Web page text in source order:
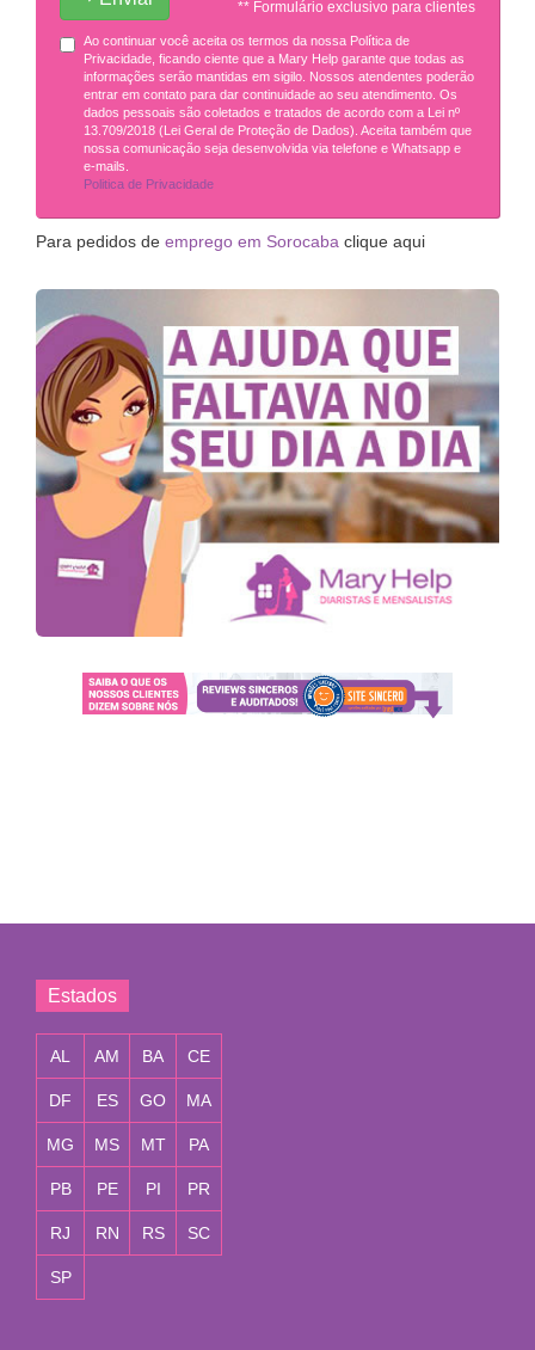
** Formulário exclusivo para clientes
Ao continuar você aceita os termos da nossa Política de
Privacidade, ficando ciente que a Mary Help garante que todas as
informações serão mantidas em sigilo. Nossos atendentes poderão
entrar em contato para dar continuidade ao seu atendimento. Os
dados pessoais são coletados e tratados de acordo com a Lei nº
13.709/2018 (Lei Geral de Proteção de Dados). Aceita também que
nossa comunicação seja desenvolvida via telefone e Whatsapp e
e-mails.
Politica de Privacidade
Para pedidos de emprego em Sorocaba clique aqui
Estados
AL AM BA CE
DF ES GO MA
MG MS MT PA
PB PE PI PR
RJ RN RS SC
SP